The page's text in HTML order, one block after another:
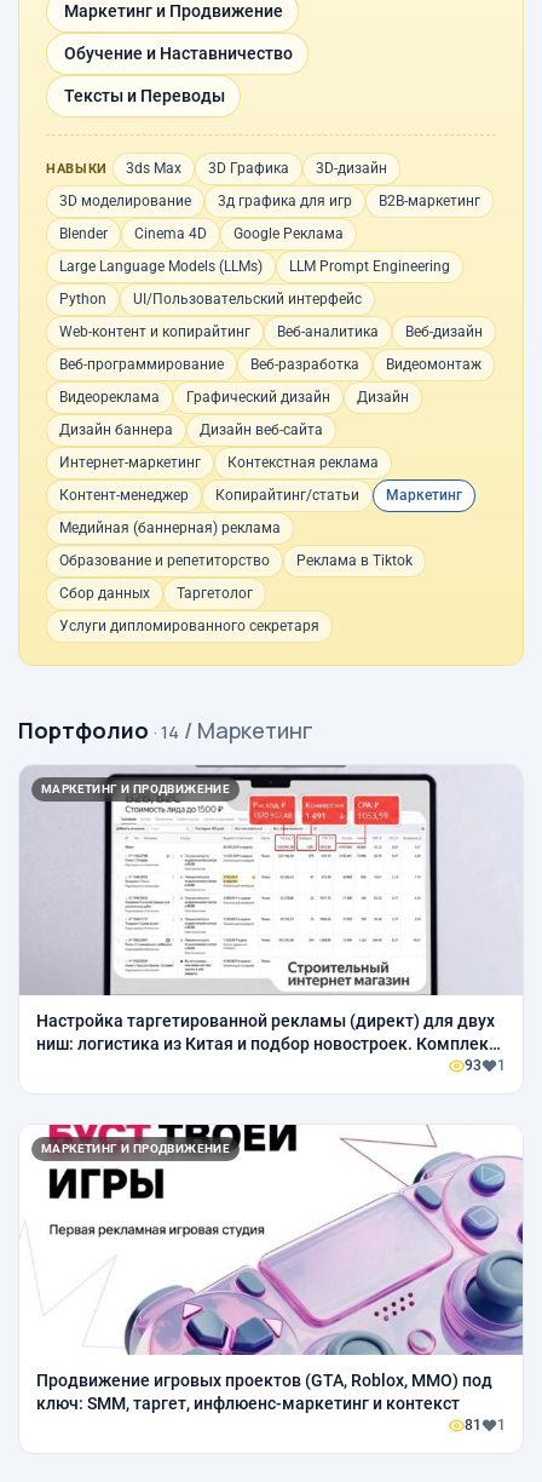
Маркетинг и Продвижение
Обучение и Наставничество
Тексты и Переводы
НАВЫКИ 3ds Max 3D Графика
3D-дизайн
3D моделирование
3д графика для игр
B2B-маркетинг
Blender
Cinema 4D
Google Реклама
Large Language Models (LLMs)
LLM Prompt Engineering
Python
UI/Пользовательский интерфейс
Web-контент и копирайтинг
Веб-аналитика
Веб-дизайн
Веб-программирование
Веб-разработка
Видеомонтаж
Видеореклама
Графический дизайн
Дизайн
Дизайн баннера
Дизайн веб-сайта
Интернет-маркетинг
Контекстная реклама
Контент-менеджер
Копирайтинг/статьи
Маркетинг
Медийная (баннерная) реклама
Образование и репетиторство
Реклама в Tiktok
Сбор данных
Таргетолог
Услуги дипломированного секретаря
Портфолио · 14 / Маркетинг
МАРКЕТИНГ И ПРОДВИЖЕНИЕ
Настройка таргетированной рекламы (директ) для двух
ниш: логистика из Китая и подбор новостроек. Комплекс
из 2 лендингов + 5 микролендингов (марквиз). Фокус на
заявки.
93 1
МАРКЕТИНГ И ПРОДВИЖЕНИЕ
Продвижение игровых проектов (GTA, Roblox, ММО) под
ключ: SMM, таргет, инфлюенс-маркетинг и контекст
81 1